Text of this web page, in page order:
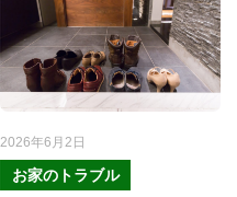
2026年6月2日
お家のトラブル